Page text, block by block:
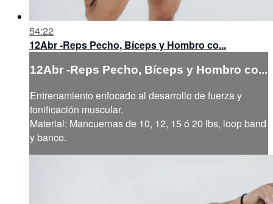
54:22
12Abr -Reps Pecho, Bíceps y Hombro co...
12Abr -Reps Pecho, Bíceps y Hombro co...
Entrenamiento enfocado al desarrollo de fuerza y
tonificación muscular.
Material: Mancuernas de 10, 12, 15 ó 20 lbs, loop band
y banco.